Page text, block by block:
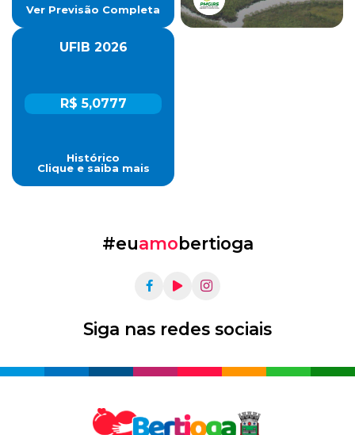
Ver Previsão Completa
UFIB 2026
R$ 5,0777
Histórico
Clique e saiba mais
#euamobertioga
Siga nas redes sociais